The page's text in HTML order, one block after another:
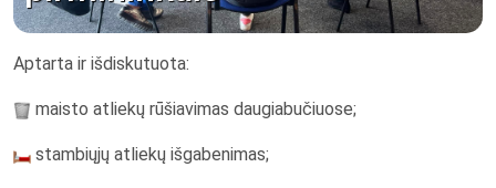
Aptarta ir išdiskutuota:
maisto atliekų rūšiavimas daugiabučiuose;
stambiųjų atliekų išgabenimas;